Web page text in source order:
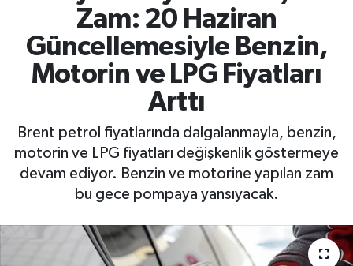
Zam: 20 Haziran
Güncellemesiyle Benzin,
Motorin ve LPG Fiyatları
Arttı
Brent petrol fiyatlarında dalgalanmayla, benzin,
motorin ve LPG fiyatları değişkenlik göstermeye
devam ediyor. Benzin ve motorine yapılan zam
bu gece pompaya yansıyacak.
DOĞA
DÜNYA
EKONOMİ
GÜNDEM
İLGİNÇ HABERLER
Hakkâri Trafik Yoğunluk Haritası
Süper Lig Puan Durumu ve Fikstür
Son Dakika Haberleri
Haber Arşivi